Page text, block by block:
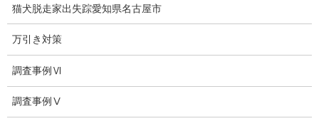
アフターフォロー
ミライリサーチのお約束
当社のこだわり
契約後の安心と信頼
猫犬脱走家出失踪愛知県名古屋市
万引き対策
調査事例Ⅵ
調査事例Ⅴ